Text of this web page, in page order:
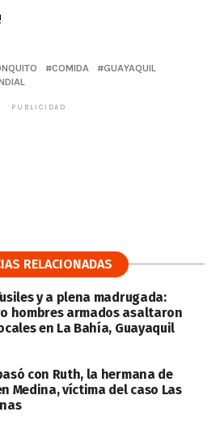
COMIDA
GUAYAQUIL
PUBLICIDAD
RELACIONADAS
y a plena madrugada:
hombres armados asaltaron
en La Bahía, Guayaquil
con Ruth, la hermana de
Medina, víctima del caso Las